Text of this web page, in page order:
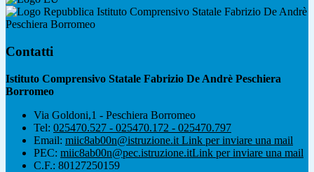
Istituto Comprensivo Statale Fabrizio De Andrè
Peschiera Borromeo
Contatti
Istituto Comprensivo Statale Fabrizio De Andrè Peschiera
Borromeo
Via Goldoni,1 - Peschiera Borromeo
Tel: 025470.527 - 025470.172 - 025470.797
Email: miic8ab00n@istruzione.it Link per inviare una mail
PEC: miic8ab00n@pec.istruzione.itLink per inviare una mail
C.F.: 80127250159